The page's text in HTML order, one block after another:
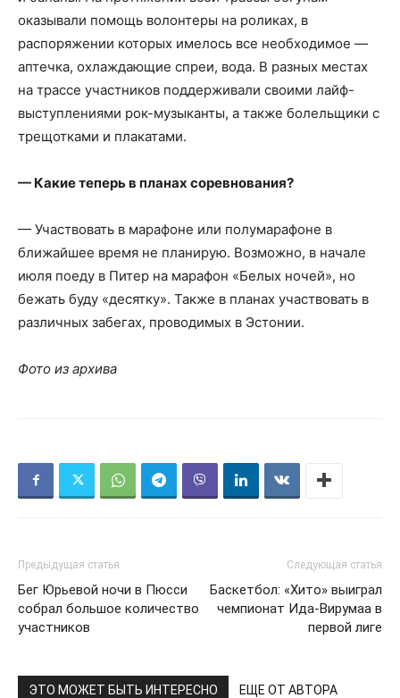
оказывали помощь волонтеры на роликах, в
распоряжении которых имелось все необходимое —
аптечка, охлаждающие спреи, вода. В разных местах
на трассе участников поддерживали своими лайф-
выступлениями рок-музыканты, а также болельщики с
трещотками и плакатами.
— Какие теперь в планах соревнования?
— Участвовать в марафоне или полумарафоне в
ближайшее время не планирую. Возможно, в начале
июля поеду в Питер на марафон «Белых ночей», но
бежать буду «десятку». Также в планах участвовать в
различных забегах, проводимых в Эстонии.
Фото из архива
Предыдущая статья
Бег Юрьевой ночи в Пюсси
собрал большое количество
участников
Следующая статья
Баскетбол: «Хито» выиграл
чемпионат Ида-Вирумаа в
первой лиге
ЭТО МОЖЕТ БЫТЬ ИНТЕРЕСНО ЕЩЕ ОТ АВТОРА